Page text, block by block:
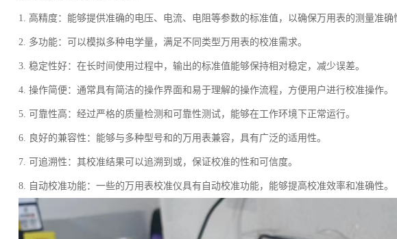
1. 高精度：能够提供准确的电压、电流、电阻等参数的标准值，以确保万用表的测量准确
2. 多功能：可以模拟多种电学量，满足不同类型万用表的校准需求。
3. 稳定性好：在长时间使用过程中，输出的标准值能够保持相对稳定，减少误差。
4. 操作简便：通常具有简洁的操作界面和易于理解的操作流程，方便用户进行校准操作。
5. 可靠性高：经过严格的质量检测和可靠性测试，能够在工作环境下正常运行。
6. 良好的兼容性：能够与多种型号和的万用表兼容，具有广泛的适用性。
7. 可追溯性：其校准结果可以追溯到或，保证校准的性和可信度。
8. 自动校准功能：一些的万用表校准仪具有自动校准功能，能够提高校准效率和准确性。